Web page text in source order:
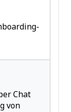
Chat
von